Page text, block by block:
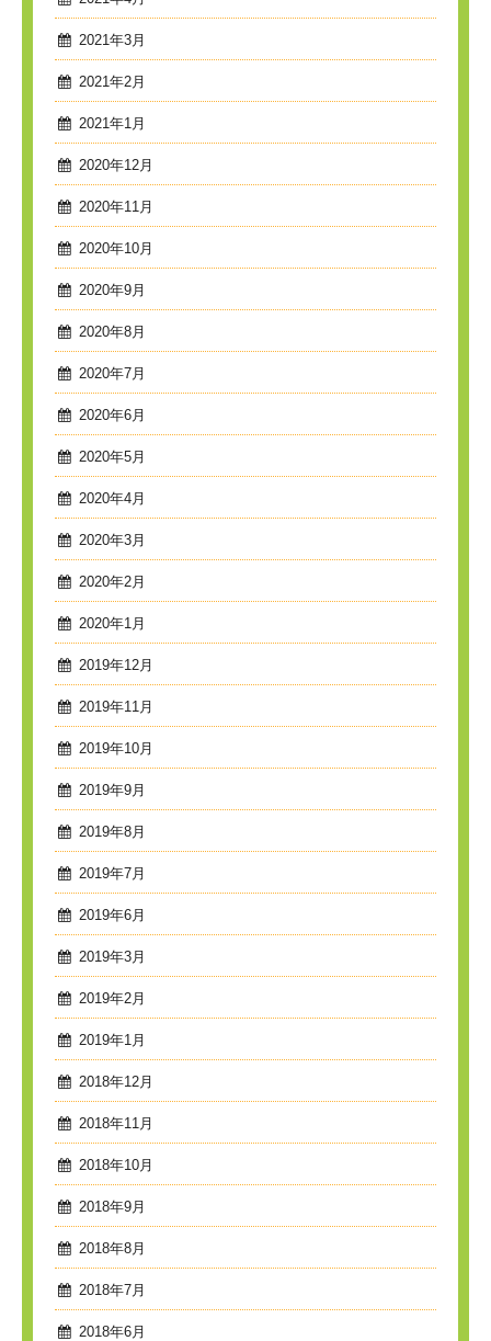
2021年3月
2021年2月
2021年1月
2020年12月
2020年11月
2020年10月
2020年9月
2020年8月
2020年7月
2020年6月
2020年5月
2020年4月
2020年3月
2020年2月
2020年1月
2019年12月
2019年11月
2019年10月
2019年9月
2019年8月
2019年7月
2019年6月
2019年3月
2019年2月
2019年1月
2018年12月
2018年11月
2018年10月
2018年9月
2018年8月
2018年7月
2018年6月